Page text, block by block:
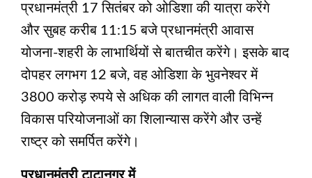
प्रधानमंत्री 17 सितंबर को ओडिशा की यात्रा करेंगे
और सुबह करीब 11:15 बजे प्रधानमंत्री आवास
योजना-शहरी के लाभार्थियों से बातचीत करेंगे। इसके बाद
दोपहर लगभग 12 बजे, वह ओडिशा के भुवनेश्वर में
3800 करोड़ रुपये से अधिक की लागत वाली विभिन्न
विकास परियोजनाओं का शिलान्यास करेंगे और उन्हें
राष्ट्र को समर्पित करेंगे।
प्रधानमंत्री टाटानगर में